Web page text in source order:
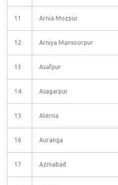
11 Arnia Mozpur
12 Arniya Mansoorpur
13 Asafpur
14 Asagarpur
15 Aterna
16 Auranga
17 Azmabad